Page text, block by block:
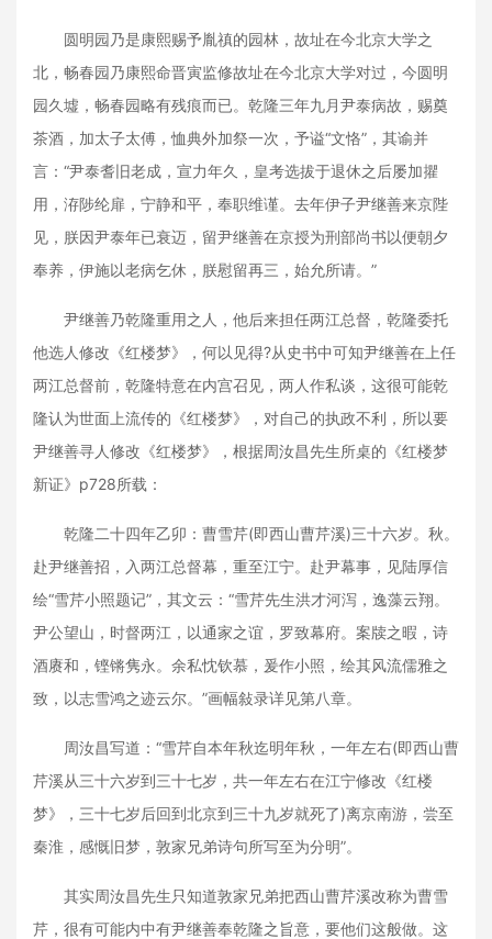
圆明园乃是康熙赐予胤禛的园林，故址在今北京大学之
北，畅春园乃康熙命晋寅监修故址在今北京大学对过，今圆明
园久墟，畅春园略有残痕而已。乾隆三年九月尹泰病故，赐奠
茶酒，加太子太傅，恤典外加祭一次，予谥“文恪”，其谕并
言：“尹泰耆旧老成，宣力年久，皇考选拔于退休之后屡加㩴
用，洊陟纶扉，宁静和平，奉职维谨。去年伊子尹继善来京陛
见，朕因尹泰年已衰迈，留尹继善在京授为刑部尚书以便朝夕
奉养，伊施以老病乞休，朕慰留再三，始允所请。”
尹继善乃乾隆重用之人，他后来担任两江总督，乾隆委托
他选人修改《红楼梦》，何以见得?从史书中可知尹继善在上任
两江总督前，乾隆特意在内宫召见，两人作私谈，这很可能乾
隆认为世面上流传的《红楼梦》，对自己的执政不利，所以要
尹继善寻人修改《红楼梦》，根据周汝昌先生所桌的《红楼梦
新证》p728所载：
乾隆二十四年乙卯：曹雪芹(即西山曹芹溪)三十六岁。秋。
赴尹继善招，入两江总督幕，重至江宁。赴尹幕事，见陆厚信
绘“雪芹小照题记”，其文云：“雪芹先生洪才河泻，逸藻云翔。
尹公望山，时督两江，以通家之谊，罗致幕府。案牍之暇，诗
酒赓和，铿锵隽永。余私忱钦慕，爰作小照，绘其风流儒雅之
致，以志雪鸿之迹云尔。”画幅敍录详见第八章。
周汝昌写道：“雪芹自本年秋迄明年秋，一年左右(即西山曹
芹溪从三十六岁到三十七岁，共一年左右在江宁修改《红楼
梦》，三十七岁后回到北京到三十九岁就死了)离京南游，尝至
秦淮，感慨旧梦，敦家兄弟诗句所写至为分明”。
其实周汝昌先生只知道敦家兄弟把西山曹芹溪改称为曹雪
芹，很有可能内中有尹继善奉乾隆之旨意，要他们这般做。这